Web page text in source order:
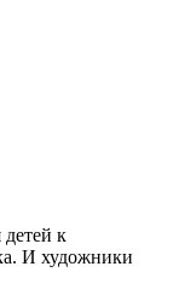
к
И художники